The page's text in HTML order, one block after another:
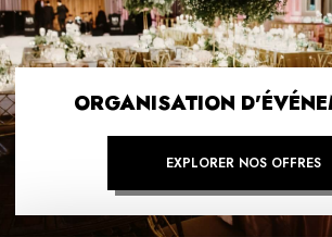
ORGANISATION
EXPLORER NOS OFFRES